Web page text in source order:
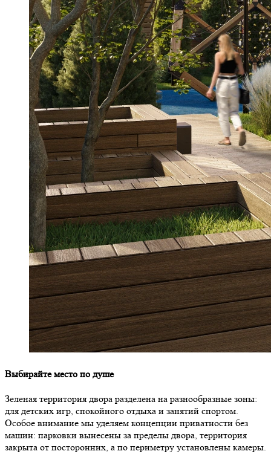
Выбирайте место по душе
Зеленая территория двора разделена на разнообразные зоны:
для детских игр, спокойного отдыха и занятий спортом.
Особое внимание мы уделяем концепции приватности без
машин: парковки вынесены за пределы двора, территория
закрыта от посторонних, а по периметру установлены камеры.